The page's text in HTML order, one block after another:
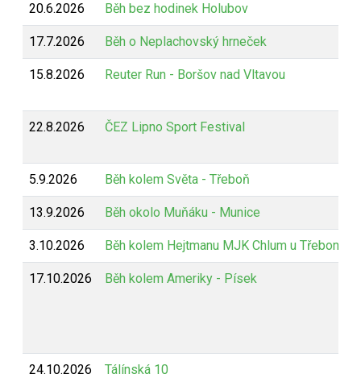
20.6.2026 Běh bez hodinek Holubov
17.7.2026 Běh o Neplachovský hrneček
15.8.2026 Reuter Run - Boršov nad Vltavou
22.8.2026 ČEZ Lipno Sport Festival
5.9.2026 Běh kolem Světa - Třeboň
13.9.2026 Běh okolo Muňáku - Munice
3.10.2026 Běh kolem Hejtmanu MJK Chlum u Třeboně
17.10.2026 Běh kolem Ameriky - Písek
24.10.2026 Tálínská 10